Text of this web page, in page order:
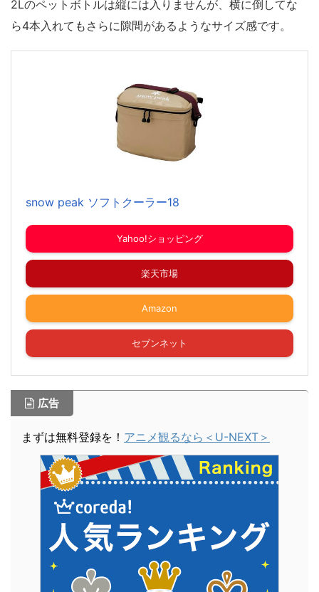
2Lのペットボトルは縦には入りませんが、横に倒してな
ら4本入れてもさらに隙間があるようなサイズ感です。
snow peak ソフトクーラー18
Yahoo!ショッピング
楽天市場
Amazon
セブンネット
広告
まずは無料登録を！ アニメ観るなら＜U-NEXT＞